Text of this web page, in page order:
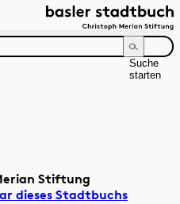
Suche
starten
Stiftung
dieses Stadtbuchs